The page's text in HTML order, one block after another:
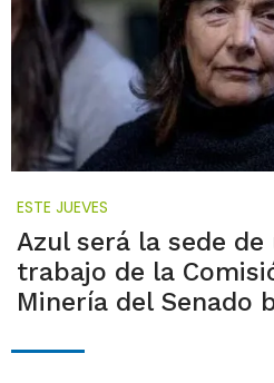
ESTE JUEVES
Azul será la sede
trabajo de la
Minería del Senado